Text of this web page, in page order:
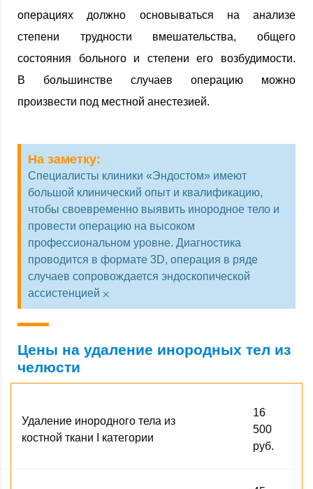
операциях должно основываться на анализе
степени трудности вмешательства, общего
состояния больного и степени его возбудимости.
В большинстве случаев операцию можно
произвести под местной анестезией.
На заметку:
Специалисты клиники «Эндостом» имеют
большой клинический опыт и квалификацию,
чтобы своевременно выявить инородное тело и
провести операцию на высоком
профессиональном уровне. Диагностика
проводится в формате 3D, операция в ряде
случаев сопровождается эндоскопической
ассистенцией ×
Цены на удаление инородных тел из
челюсти
Удаление инородного тела из
костной ткани I категории
16
500
руб.